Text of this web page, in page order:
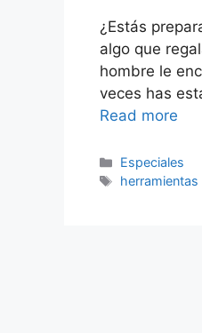
¿Estás
algo que
hombre le
veces has
Read more
Categorías
Especiales
Etiquetas
herramientas